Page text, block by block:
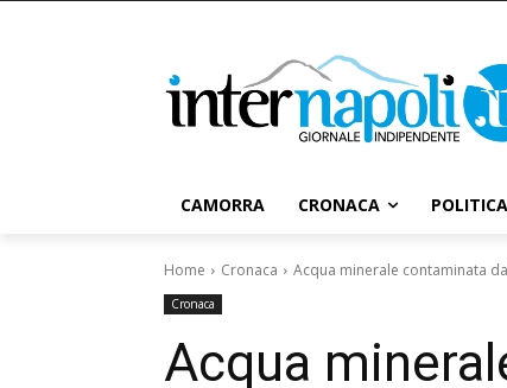
CAMORRA CRONACA POLITICA
Home Cronaca Acqua minerale contaminata
Cronaca
Acqua